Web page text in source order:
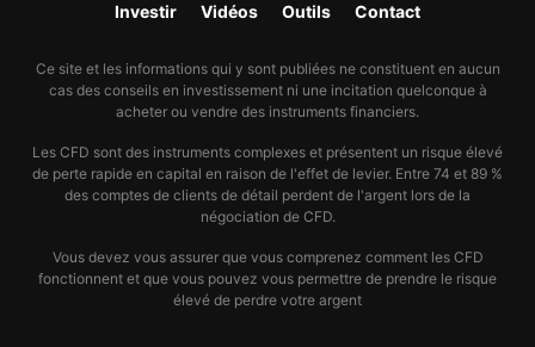
Investir Vidéos Outils Contact
Ce site et les informations qui y sont publiées ne constituent en aucun
cas des conseils en investissement ni une incitation quelconque à
acheter ou vendre des instruments financiers.
Les CFD sont des instruments complexes et présentent un risque élevé
de perte rapide en capital en raison de l'effet de levier. Entre 74 et 89 %
des comptes de clients de détail perdent de l'argent lors de la
négociation de CFD.
Vous devez vous assurer que vous comprenez comment les CFD
fonctionnent et que vous pouvez vous permettre de prendre le risque
élevé de perdre votre argent